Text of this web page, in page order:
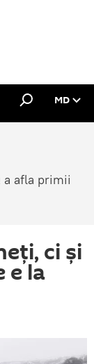
MD
a afla primii
ci și
e la